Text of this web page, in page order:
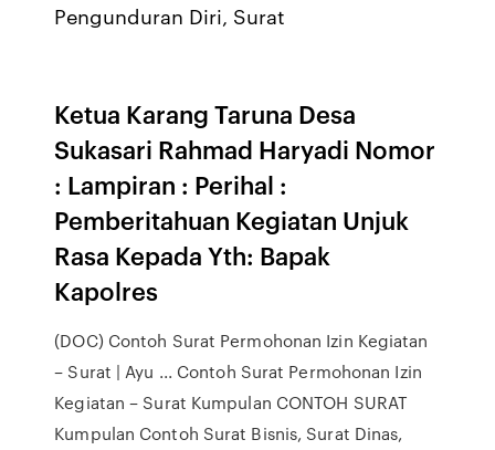
Pengunduran Diri, Surat
Ketua Karang Taruna Desa
Sukasari Rahmad Haryadi Nomor
: Lampiran : Perihal :
Pemberitahuan Kegiatan Unjuk
Rasa Kepada Yth: Bapak
Kapolres
(DOC) Contoh Surat Permohonan Izin Kegiatan
– Surat | Ayu ... Contoh Surat Permohonan Izin
Kegiatan – Surat Kumpulan CONTOH SURAT
Kumpulan Contoh Surat Bisnis, Surat Dinas,